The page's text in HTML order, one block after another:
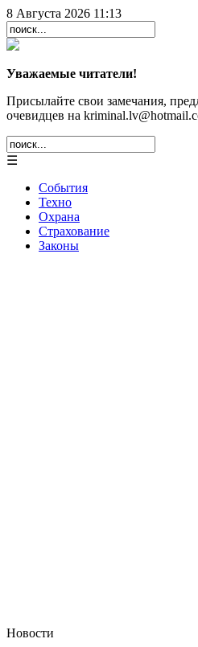
8 Августа 2026 11:13
Уважаемые читатели!
Присылайте свои замечания,
очевидцев на
☰
События
Техно
Охрана
Страхование
Законы
Новости